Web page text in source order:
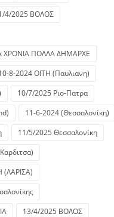
4/2025 ΒΟΛΟΣ
ΧΡΟΝΙΑ ΠΟΛΛΑ ΔΗΜΑΡΧΕ
8-2024 ΟΙΤΗ (Παυλιανη)
10/7/2025 Ριο-Πατρα
11-6-2024 (Θεσσαλονίκη)
11/5/2025 Θεσσαλονίκη
(ΛΑΡΙΣΑ)
13/4/2025 ΒΟΛΟΣ